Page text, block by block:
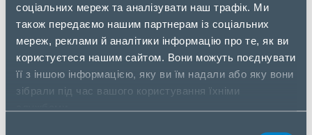
соціальних мереж та аналізувати наш трафік. Ми
також передаємо нашим партнерам із соціальних
мереж, реклами й аналітики інформацію про те, як ви
користуєтеся нашим сайтом. Вони можуть поєднувати
її з іншою інформацією, яку ви їм надали або яку вони
зібрали під час вашого користування їхніми
Streamplify